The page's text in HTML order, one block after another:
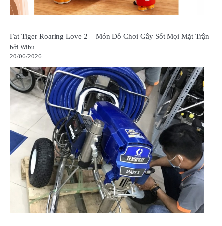
Fat Tiger Roaring Love 2 – Món Đồ Chơi Gây Sốt Mọi Mặt Trận
bởi Wibu
20/06/2026